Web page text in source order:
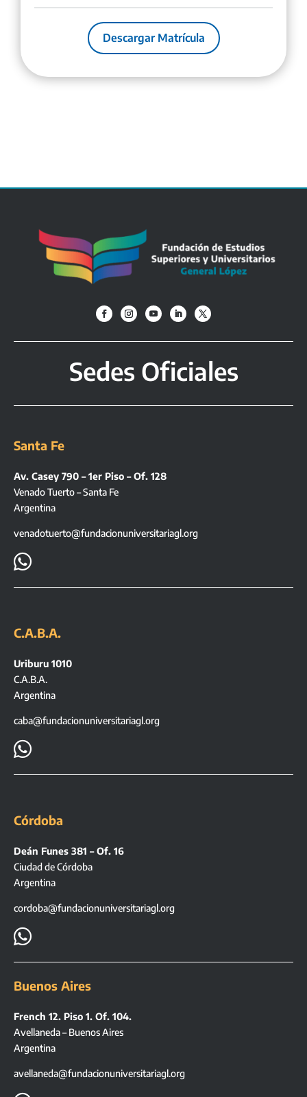
Descargar Matrícula
Sedes Oficiales
Santa Fe
Av. Casey 790 – 1er Piso – Of. 128
Venado Tuerto – Santa Fe
Argentina
venadotuerto@fundacionuniversitariagl.org

C.A.B.A.
Uriburu 1010
C.A.B.A.
Argentina
caba@fundacionuniversitariagl.org

Córdoba
Deán Funes 381 – Of. 16
Ciudad de Córdoba
Argentina
cordoba@fundacionuniversitariagl.org

Buenos Aires
French 12. Piso 1. Of. 104.
Avellaneda – Buenos Aires
Argentina
avellaneda@fundacionuniversitariagl.org